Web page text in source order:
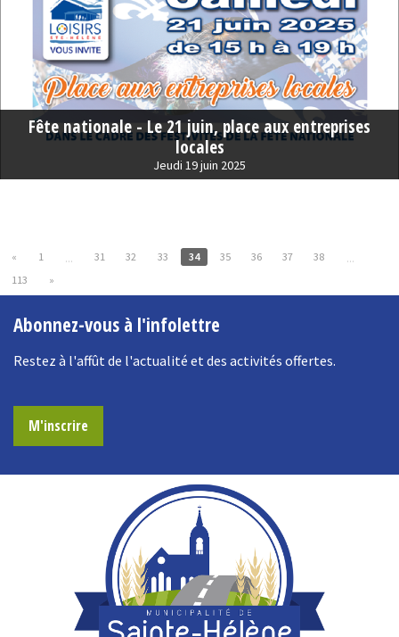
Fête nationale - Le 21 juin, place aux entreprises
locales
Jeudi 19 juin 2025
« 1 ... 31 32 33 34 35 36 37 38
...
113
»
Abonnez-vous à l'infolettre
Restez à l'affût de l'actualité et des activités offertes.
M'inscrire